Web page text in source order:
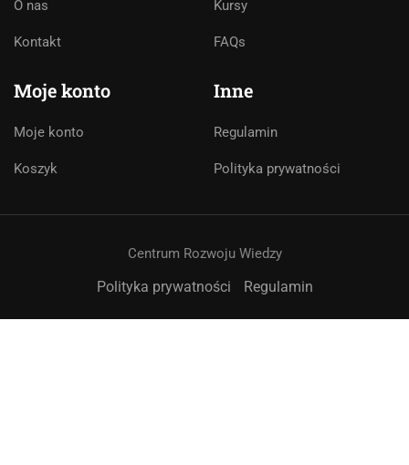
O nas
Kontakt
Kursy
FAQs
Moje konto
Moje konto
Koszyk
Inne
Regulamin
Polityka prywatności
Centrum Rozwoju Wiedzy
Polityka prywatności Regulamin
asystentem AI. Jak mogę Ci pomóc?